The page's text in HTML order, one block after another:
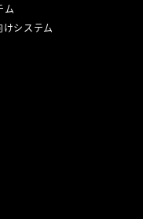
ム
けシステム